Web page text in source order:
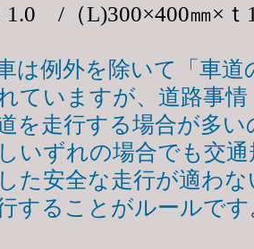
1.0 /（L)300×400㎜×ｔ
は例外を除いて「車
ていますが、道路事
を走行する場合が多
いずれの場合でも交
た安全な走行が適わ
することがルールです